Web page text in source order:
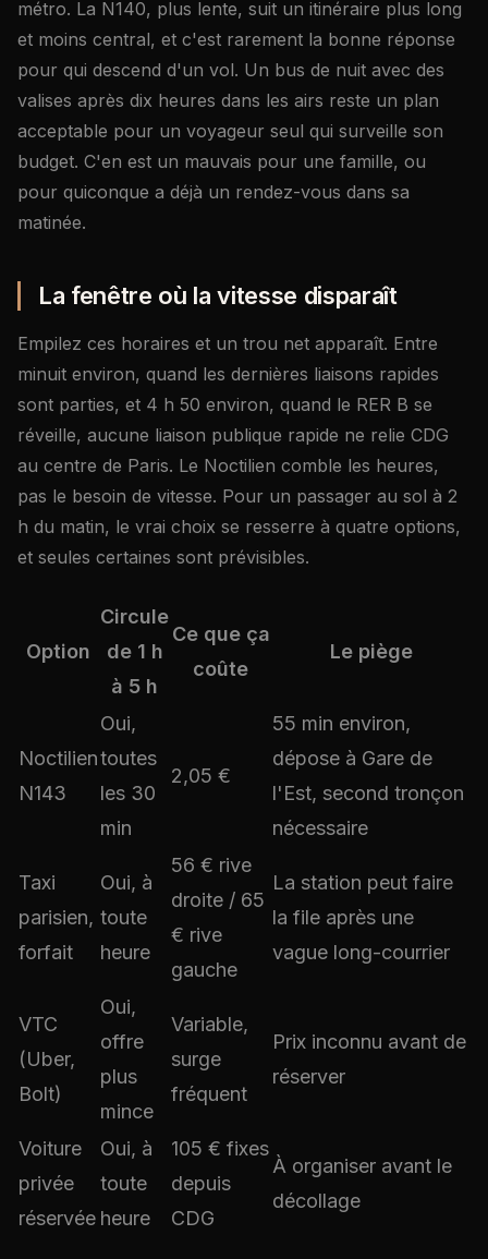
métro. La N140, plus lente, suit un itinéraire plus long
et moins central, et c'est rarement la bonne réponse
pour qui descend d'un vol. Un bus de nuit avec des
valises après dix heures dans les airs reste un plan
acceptable pour un voyageur seul qui surveille son
budget. C'en est un mauvais pour une famille, ou
pour quiconque a déjà un rendez-vous dans sa
matinée.
La fenêtre où la vitesse disparaît
Empilez ces horaires et un trou net apparaît. Entre
minuit environ, quand les dernières liaisons rapides
sont parties, et 4 h 50 environ, quand le RER B se
réveille, aucune liaison publique rapide ne relie CDG
au centre de Paris. Le Noctilien comble les heures,
pas le besoin de vitesse. Pour un passager au sol à 2
h du matin, le vrai choix se resserre à quatre options,
et seules certaines sont prévisibles.
Option
Circule
de 1 h
à 5 h
Ce que ça
coûte
Le piège
Noctilien
N143
Oui,
toutes
les 30
min
2,05 €
55 min environ,
dépose à Gare de
l'Est, second tronçon
nécessaire
Taxi
parisien,
forfait
Oui, à
toute
heure
56 € rive
droite / 65
€ rive
gauche
La station peut faire
la file après une
vague long-courrier
VTC
(Uber,
Bolt)
Oui,
offre
plus
mince
Variable,
surge
fréquent
Prix inconnu avant de
réserver
Voiture
privée
réservée
Oui, à
toute
heure
105 € fixes
depuis
CDG
À organiser avant le
décollage